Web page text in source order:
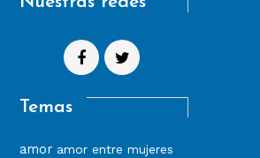
Temas
amor amor entre mujeres